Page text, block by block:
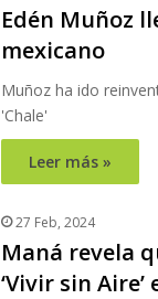
Edén Muñoz
mexicano
Muñoz ha ido
'Chale'
Leer más »
27 Feb, 2024
Maná revela
‘Vivir sin